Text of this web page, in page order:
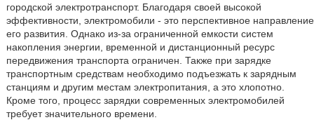
городской электротранспорт. Благодаря своей высокой
эффективности, электромобили - это перспективное направление
его развития. Однако из-за ограниченной емкости систем
накопления энергии, временной и дистанционный ресурс
передвижения транспорта ограничен. Также при зарядке
транспортным средствам необходимо подъезжать к зарядным
станциям и другим местам электропитания, а это хлопотно.
Кроме того, процесс зарядки современных электромобилей
требует значительного времени.